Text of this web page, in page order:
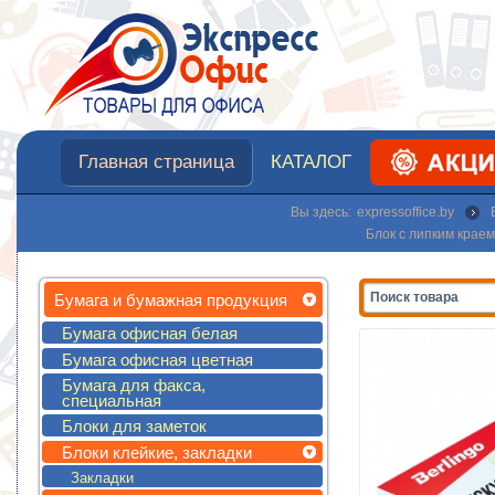
Главная страница КАТАЛОГ
Вы здесь: expressoffice.by
Блок с липким
Бумага и бумажная продукция
Бумага офисная белая
Бумага офисная цветная
Бумага для факса,
специальная
Блоки для заметок
Блоки клейкие, закладки
Закладки